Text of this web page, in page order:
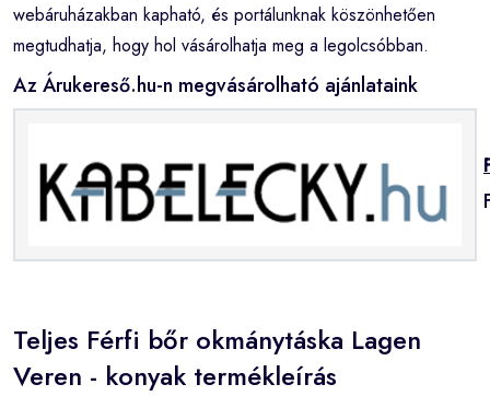
webáruházakban kapható, és portálunknak köszönhetően
megtudhatja, hogy hol vásárolhatja meg a legolcsóbban.
Az Árukereső.hu-n megvásárolható ajánlataink
Teljes Férfi bőr okmánytáska Lagen
Veren - konyak termékleírás